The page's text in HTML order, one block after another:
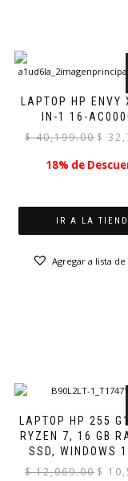
LAPTOP HP ENVY
IN-1 16-
$40,199.00 El
original
$
18% de
IR A LA
Agregar a lista
LAPTOP HP 255
RYZEN 7, 16 GB
SSD, WINDOWS
$12,069.00 El
$